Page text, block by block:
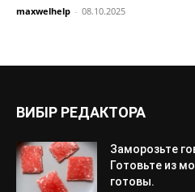
maxwelhelp - 08.10.2025
ВИБІР РЕДАКТОРА
Заморозьте
Готовьте из
готовы.